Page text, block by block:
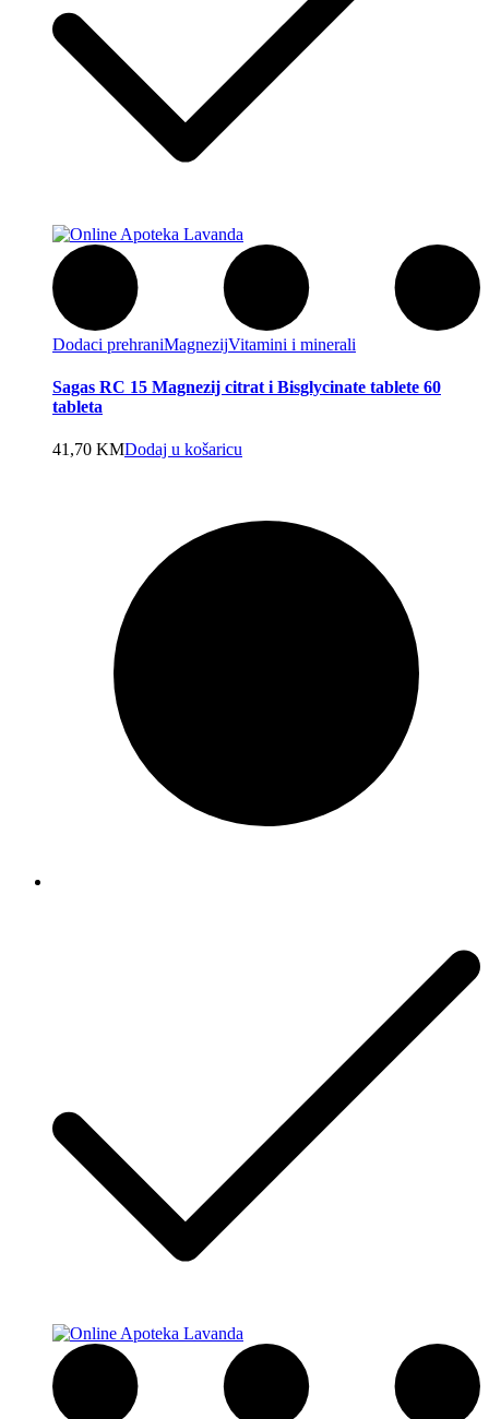
Dodaci prehraniMagnezijVitamini i minerali
Sagas RC 15 Magnezij citrat i Bisglycinate tablete 60
tableta
41,70 KMDodaj u košaricu